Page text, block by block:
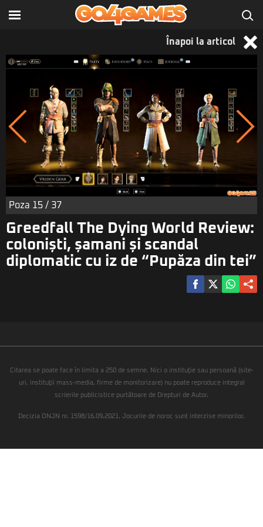
Înapoi la articol
Poza 15 / 37
Greedfall The Dying World Review:
coloniști, șamani și scandal
diplomatic cu iz de “Pupăza din tei”
Citarea se poate face în limita a 250 de semne. Nici o instituţie sau persoană (site-
uri, instituţii mass-media, firme de monitorizare) nu poate reproduce integral
scrierile publicistice purtătoare de Drepturi de Autor.
Decizia ONJN nr. 1598/16.09.2021. Jocurile de noroc sunt interzise minorilor.